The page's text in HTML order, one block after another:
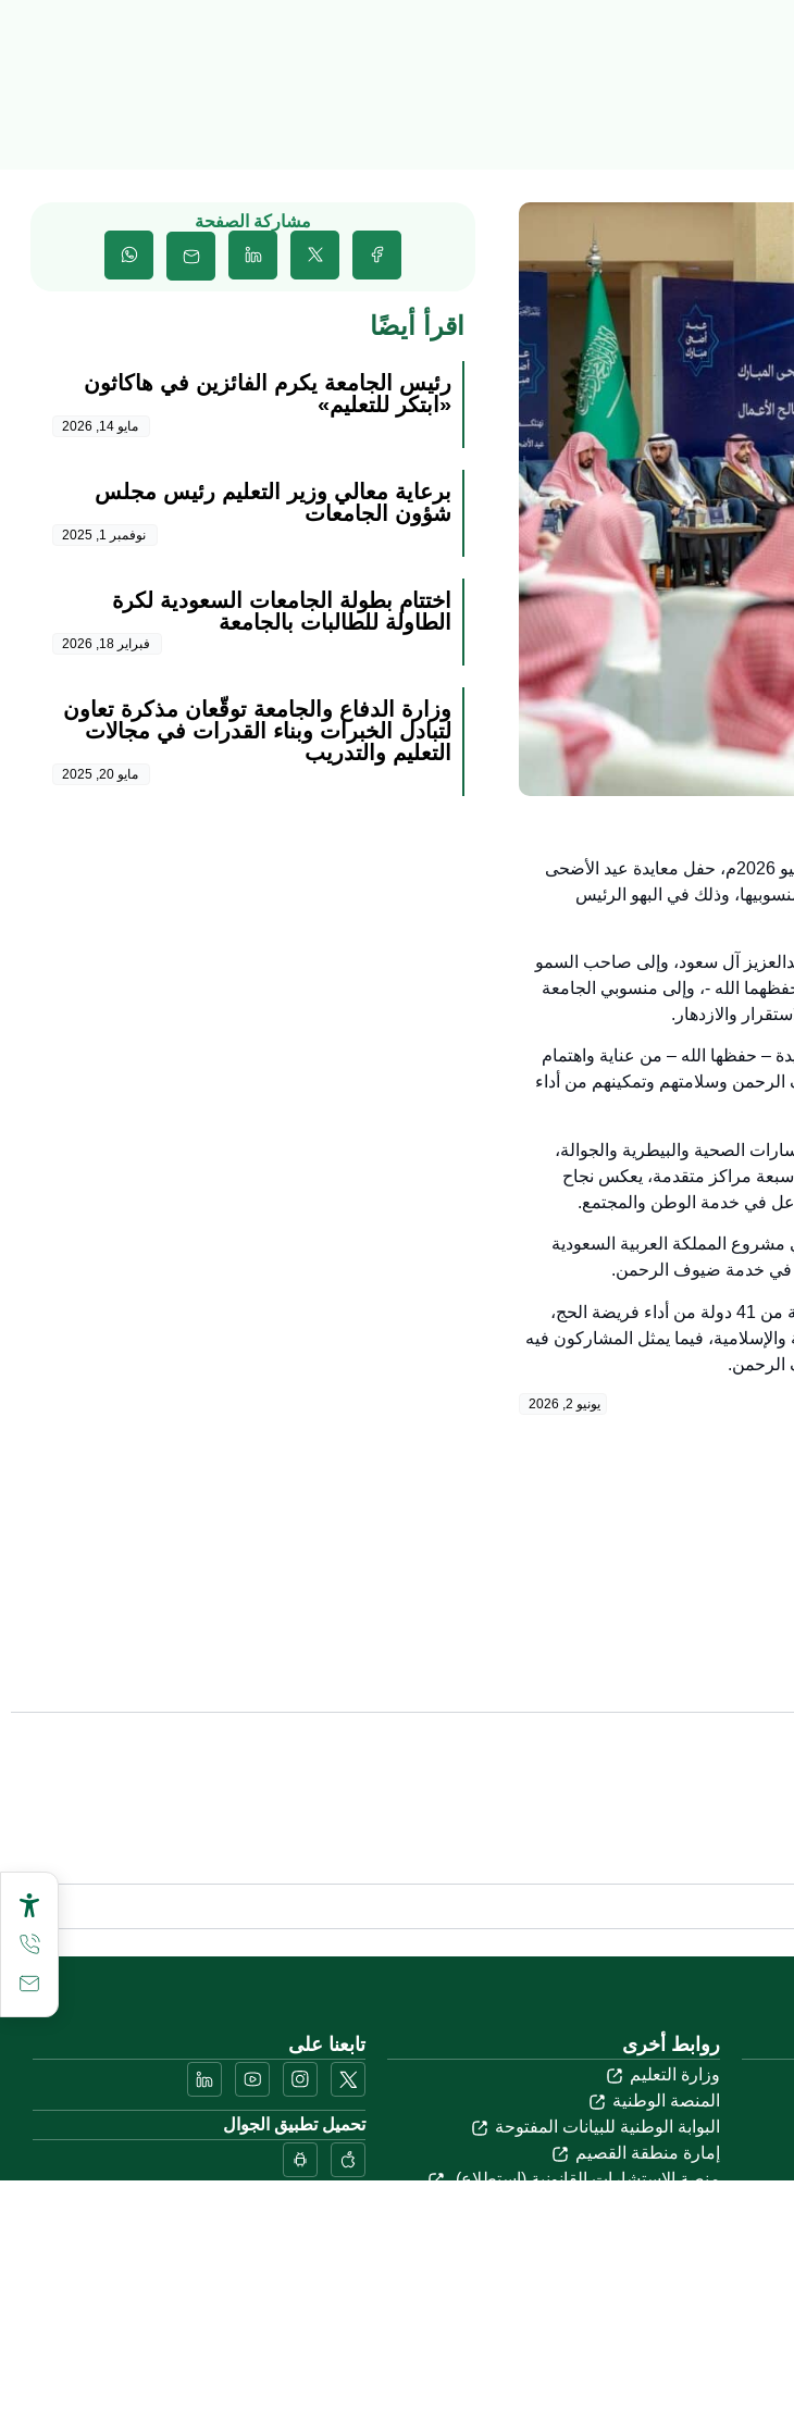
رعى سعادة رئيس جامعة القصيم الأستاذ الدكتور محمد بن فهد الشارخ، اليوم الثلاثاء 2 يونيو 2026م، حفل معايدة عيد الأضحى
وذلك في البهو الرئيس
آل سعود، وإلى صاحب السمو
الله -، وإلى منسوبي الجامعة
والازدهار.
– حفظها الله – من عناية واهتمام
وسلامتهم وتمكينهم من أداء
في المسارات الصحية والبيطرية والجوالة،
الجامعة على 40 وسام تميز وتحقيق سبعة مراكز متقدمة، يعكس نجاح
في خدمة الوطن والمجتمع.
في مشروع المملكة العربية السعودية
في خدمة ضيوف الرحمن.
ونوه سعادته ببرنامج «يُسر لتحجيج الطلبة الدوليين»، الذي مكّن أكثر من 131 طالبًا وطالبة من 41 دولة من أداء فريضة الحج،
والإسلامية، فيما يمثل المشاركون فيه
الرحمن.
يونيو 2, 2026
مشاركة الصفحة
اقرأ أيضًا
رئيس الجامعة يكرم الفائزين في هاكاثون
«ابتكر للتعليم»
مايو 14, 2026
برعاية معالي وزير التعليم رئيس مجلس
شؤون الجامعات
نوفمبر 1, 2025
اختتام بطولة الجامعات السعودية لكرة
الطاولة للطالبات بالجامعة
فبراير 18, 2026
وزارة الدفاع والجامعة توقّعان مذكرة تعاون
لتبادل الخبرات وبناء القدرات في مجالات
التعليم والتدريب
مايو 20, 2025
روابط أخرى
وزارة التعليم
المنصة الوطنية
البوابة الوطنية للبيانات المفتوحة
إمارة منطقة القصيم
منصة الاستشارات القانونية (استطلاع)
تابعنا على
تحميل تطبيق الجوال